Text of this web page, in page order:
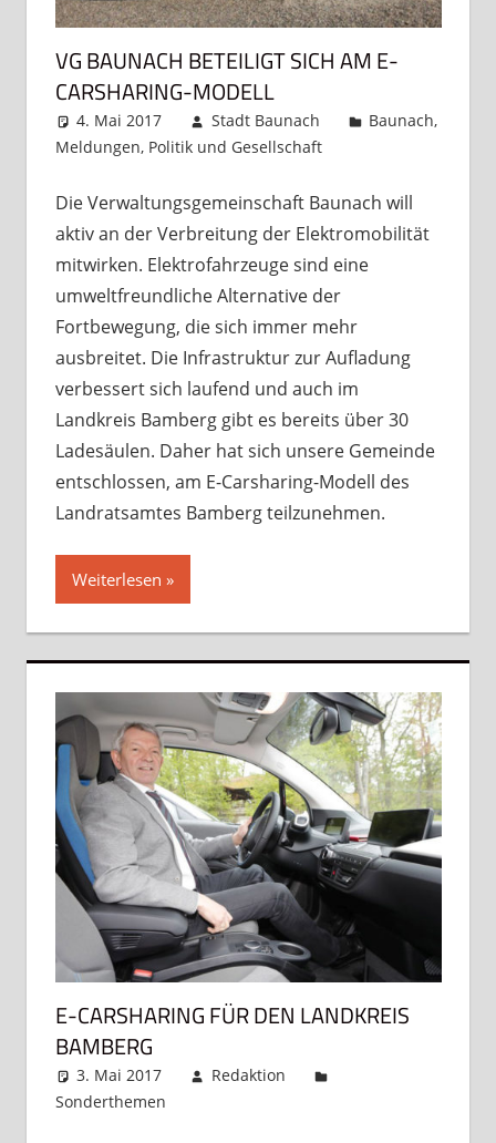
VG BAUNACH BETEILIGT SICH AM E-
CARSHARING-MODELL
4. Mai 2017 Stadt Baunach Baunach,
Meldungen, Politik und Gesellschaft
Die Verwaltungsgemeinschaft Baunach will
aktiv an der Verbreitung der Elektromobilität
mitwirken. Elektrofahrzeuge sind eine
umweltfreundliche Alternative der
Fortbewegung, die sich immer mehr
ausbreitet. Die Infrastruktur zur Aufladung
verbessert sich laufend und auch im
Landkreis Bamberg gibt es bereits über 30
Ladesäulen. Daher hat sich unsere Gemeinde
entschlossen, am E-Carsharing-Modell des
Landratsamtes Bamberg teilzunehmen.
Weiterlesen
E-CARSHARING FÜR DEN LANDKREIS
BAMBERG
3. Mai 2017
Redaktion
Sonderthemen